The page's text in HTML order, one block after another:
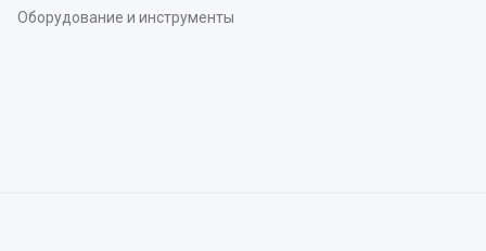
Оборудование и инструменты